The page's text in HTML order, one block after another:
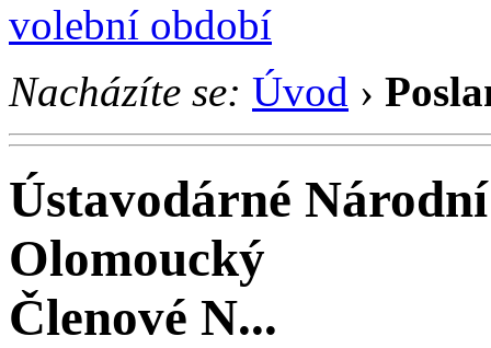
volební období
Nacházíte se: Úvod ›
Ústavodárné
Olomoucký
Členové N...